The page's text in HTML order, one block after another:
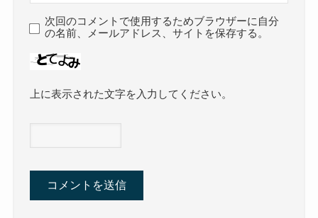
次回のコメントで使用するためブラウザーに自分
の名前、メールアドレス、サイトを保存する。
上に表示された文字を入力してください。